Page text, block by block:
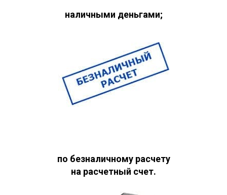
наличными деньгами;
по безналичному расчету
на расчетный счет.